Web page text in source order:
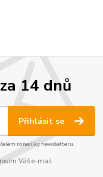
14 dnů
Přihlásit se
rozesílky newsletteru.
Váš e-mail